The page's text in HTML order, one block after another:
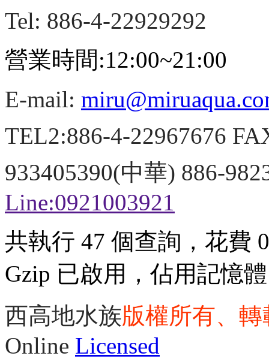
Tel: 886-4-22929292
營業時間:12:00~21:00
E-mail:
TEL2:886-4-22967676
933405390(中華) 886-
Line:0921003921
共執行 47 個查詢，花費
Gzip 已啟用，佔用記憶
西高地水族版權所有、
Online Licensed